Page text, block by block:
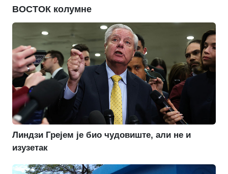
ВОСТОК колумне
Линдзи Грејем је био чудовиште, али не и
изузетак